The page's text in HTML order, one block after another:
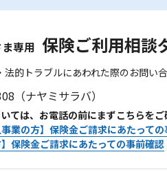
専用 保険ご利用相談
法的トラブルにあわれた際のお問い
ては、お電話の前にまずこちらをご
事業の方】保険金ご請求にあたって
】保険金ご請求にあたっての事前確認